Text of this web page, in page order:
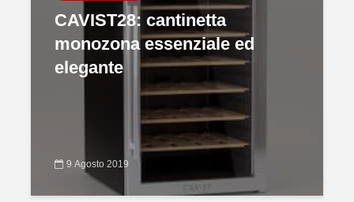
CAVIST28: cantinetta
monozona essenziale ed
elegante
9 Agosto 2019